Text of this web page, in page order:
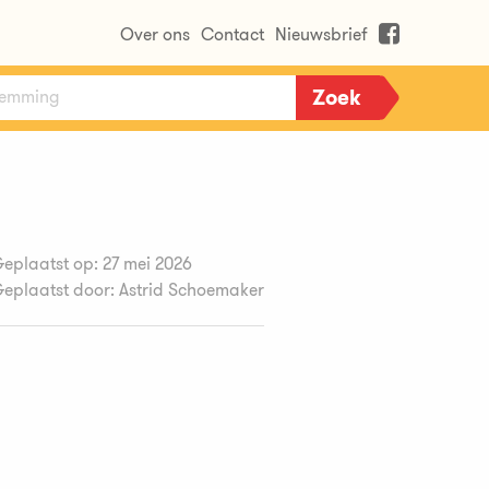
Over ons Contact Nieuwsbrief
op: 27 mei 2026
door: Astrid Schoemaker